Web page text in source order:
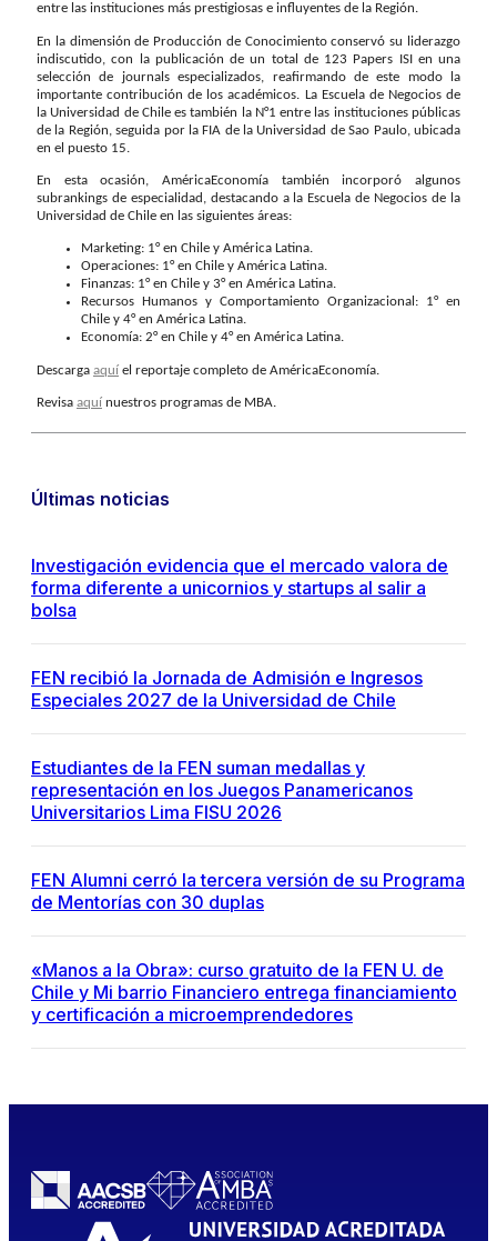
entre las instituciones más prestigiosas e influyentes de la Región.
En la dimensión de Producción de Conocimiento conservó su liderazgo
indiscutido, con la publicación de un total de 123 Papers ISI en una
selección de journals especializados, reafirmando de este modo la
importante contribución de los académicos. La Escuela de Negocios de
la Universidad de Chile es también la N°1 entre las instituciones públicas
de la Región, seguida por la FIA de la Universidad de Sao Paulo, ubicada
en el puesto 15.
En esta ocasión, AméricaEconomía también incorporó algunos
subrankings de especialidad, destacando a la Escuela de Negocios de la
Universidad de Chile en las siguientes áreas:
Marketing: 1° en Chile y América Latina.
Operaciones: 1° en Chile y América Latina.
Finanzas: 1° en Chile y 3° en América Latina.
Recursos Humanos y Comportamiento Organizacional: 1° en
Chile y 4° en América Latina.
Economía: 2° en Chile y 4° en América Latina.
Descarga aquí el reportaje completo de AméricaEconomía.
Revisa aquí nuestros programas de MBA.
Últimas noticias
Investigación evidencia que el mercado valora de
forma diferente a unicornios y startups al salir a
bolsa
FEN recibió la Jornada de Admisión e Ingresos
Especiales 2027 de la Universidad de Chile
Estudiantes de la FEN suman medallas y
representación en los Juegos Panamericanos
Universitarios Lima FISU 2026
FEN Alumni cerró la tercera versión de su Programa
de Mentorías con 30 duplas
«Manos a la Obra»: curso gratuito de la FEN U. de
Chile y Mi barrio Financiero entrega financiamiento
y certificación a microemprendedores